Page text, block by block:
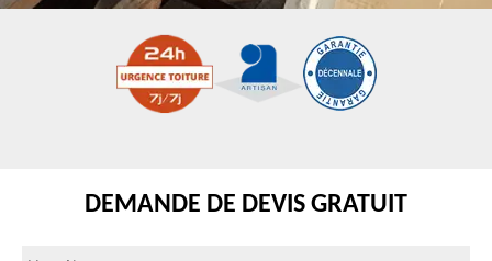
DEMANDE DE DEVIS GRATUIT